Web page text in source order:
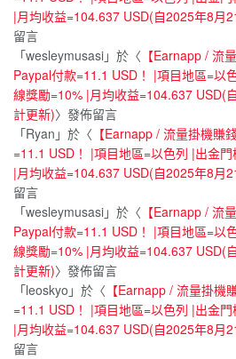
|月均收益=104.637 USD(自2025年8月
留言
「wesleymusasi」於〈 【Earnapp / 流
Paypal付款=11.1 USD！ |項目地區=以
線獎勵=10% |月均收益=104.637 USD(
計更新)〉發佈留言
「Ryan 」於〈 【Earnapp / 流量掛機賺
=11.1 USD！ |項目地區=以色列 |出金
|月均收益=104.637 USD(自2025年8月
留言
「wesleymusasi」於〈 【Earnapp / 流
Paypal付款=11.1 USD！ |項目地區=以
線獎勵=10% |月均收益=104.637 USD(
計更新)〉發佈留言
「leoskyo 」於〈 【Earnapp / 流量掛
=11.1 USD！ |項目地區=以色列 |出金
|月均收益=104.637 USD(自2025年8月
留言